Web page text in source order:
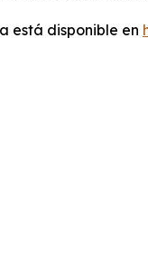
está disponible en